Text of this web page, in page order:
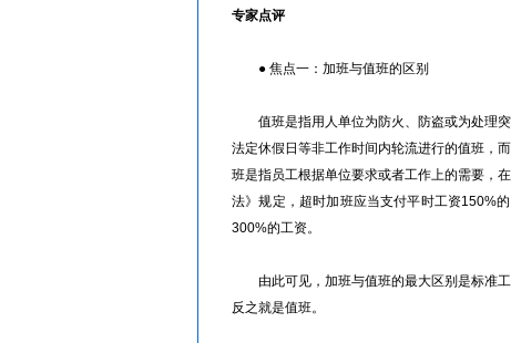
专家点评
● 焦点一：加班与值班的区别
值班是指用人单位为防火、防盗或为处理突
法定休假日等非工作时间内轮流进行的值班，
班是指员工根据单位要求或者工作上的需要，
法》规定，超时加班应当支付平时工资150%
300%的工资。
由此可见，加班与值班的最大区别是标准工
反之就是值班。